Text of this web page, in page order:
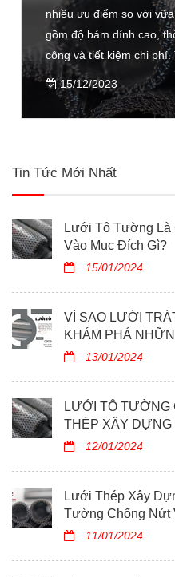
nhiều ưu điểm so với vữa
gồm độ bám dính cao,
công và tiết kiệm chi phí.
tìm hiểu về keo dán gạch,
gạch, tiêu chí lựa chọn
của keo dán gạch.
15/12/2023
Tin Tức Mới Nhất
Lưới Tô Tường
Vào Mục Đích Gì?
15/01/2024
VÌ SAO LƯỚI
KHÁM PHÁ
13/01/2024
LƯỚI TÔ TƯỜNG
THÉP XÂY
12/01/2024
Lưới Thép Xây
Tường Chống Nứt
11/01/2024